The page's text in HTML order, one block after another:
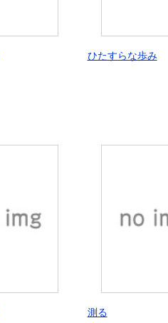
ひたすらな歩み
測る